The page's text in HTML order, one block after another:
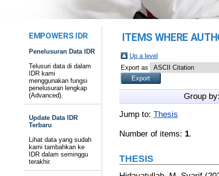
EMPOWERS IDR
Penelusuran Data IDR
Telusuri data di dalam
IDR kami
menggunakan fungsi
penelusuran lengkap
(Advanced).
Update Data IDR
Terbaru
Lihat data yang sudah
kami tambahkan ke
IDR dalam seminggu
terakhir.
ITEMS WHERE
Up a level
Export as
Group
Jump to: Thesis
Number of items: 1.
THESIS